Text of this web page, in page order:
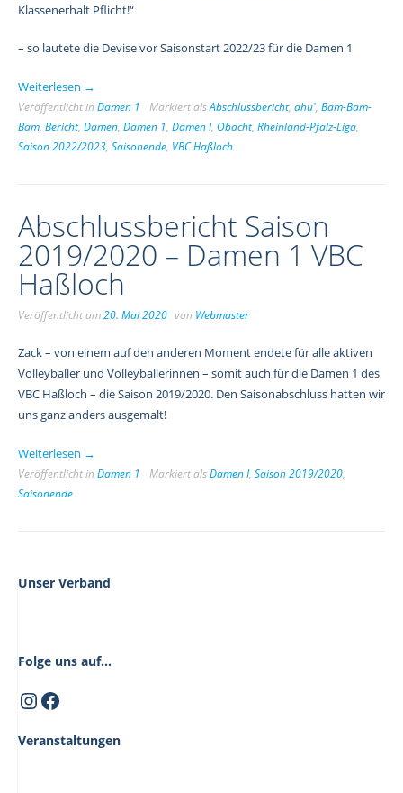
Klassenerhalt Pflicht!“
– so lautete die Devise vor Saisonstart 2022/23 für die Damen 1
Weiterlesen
„Saisonabschlussbericht
2022/23
–
VBC
Rheinlandpfalz
Liga“
→
Veröffentlicht in Damen 1 Markiert alsAbschlussbericht, ahu', Bam-Bam-
Bam, Bericht, Damen, Damen 1, Damen I, Obacht, Rheinland-Pfalz-Liga,
Saison 2022/2023, Saisonende, VBC Haßloch
Abschlussbericht Saison
2019/2020 – Damen 1 VBC
Haßloch
Veröffentlicht am20. Mai 2020 von Webmaster
Zack – von einem auf den anderen Moment endete für alle aktiven
Volleyballer und Volleyballerinnen – somit auch für die Damen 1 des
VBC Haßloch – die Saison 2019/2020. Den Saisonabschluss hatten wir
uns ganz anders ausgemalt!
Weiterlesen
„Abschlussbericht
Saison
→
Veröffentlicht in Damen 1 Markiert alsDamen I, Saison 2019/2020,
Saisonende
Unser Verband
Folge uns auf...
Instagram
Facebook
Veranstaltungen